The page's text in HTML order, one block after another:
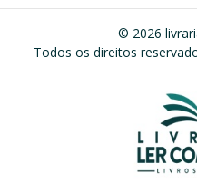
© 2026
Todos os direitos